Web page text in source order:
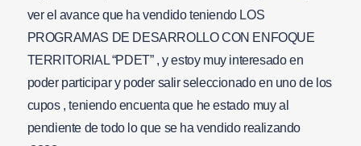
ver el avance que ha vendido teniendo LOS
PROGRAMAS DE DESARROLLO CON ENFOQUE
TERRITORIAL “PDET” , y estoy muy interesado en
poder participar y poder salir seleccionado en uno de los
cupos , teniendo encuenta que he estado muy al
pendiente de todo lo que se ha vendido realizando